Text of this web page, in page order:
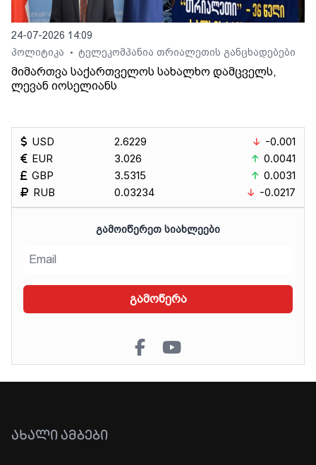
24-07-2026 14:09
პოლიტიკა
• ტელეკომპანია თრიალეთის განცხადებები
მიმართვა საქართველოს სახალხო დამცველს,
ლევან იოსელიანს
USD
EUR
GBP
RUB
2.6229
3.026
3.5315
0.03234
-0.001
0.0041
0.0031
-0.0217
ᲒᲐᲛᲝᲘᲬᲔᲠᲔᲗ ᲡᲘᲐᲮᲚᲔᲔᲑᲘ
გამოწერა
ᲐᲮᲐᲚᲘ ᲐᲛᲑᲔᲑᲘ